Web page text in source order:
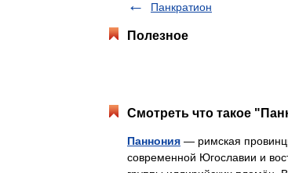
Панкратион
Полезное
Смотреть что такое
Паннония — римская
современной Югославии и